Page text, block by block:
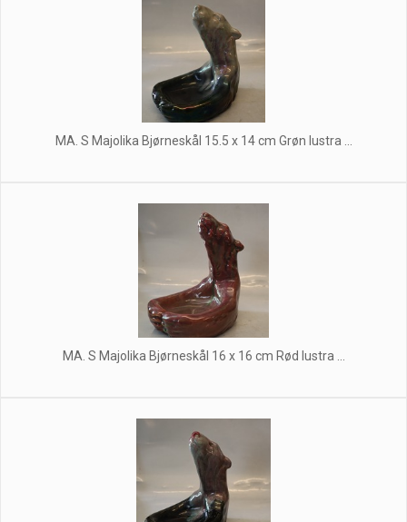
MA. S Majolika Bjørneskål 15.5 x 14 cm Grøn lustra ...
MA. S Majolika Bjørneskål 16 x 16 cm Rød lustra ...